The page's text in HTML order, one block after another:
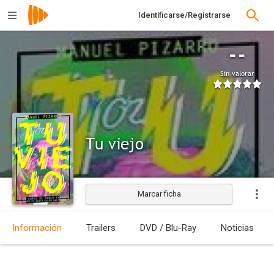
Identificarse/Registrarse
--
Sin valorar
Tu viejo
Marcar ficha
Información Trailers DVD / Blu-Ray Noticias